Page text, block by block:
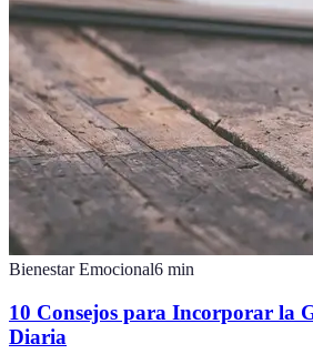
Bienestar Emocional6 min
10 Consejos para Incorporar la
Diaria